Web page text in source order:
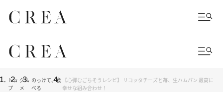
トッ
プ
グル
メ
のっけて、食
べる
【心弾むごちそうレシピ】 リコッタチーズと苺、生ハムパン 最高に
幸せな組み合わせ！